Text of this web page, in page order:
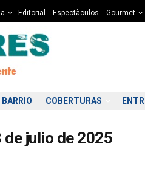
Editorial Espectàculos Gourmet
COBERTURAS
de julio de 2025